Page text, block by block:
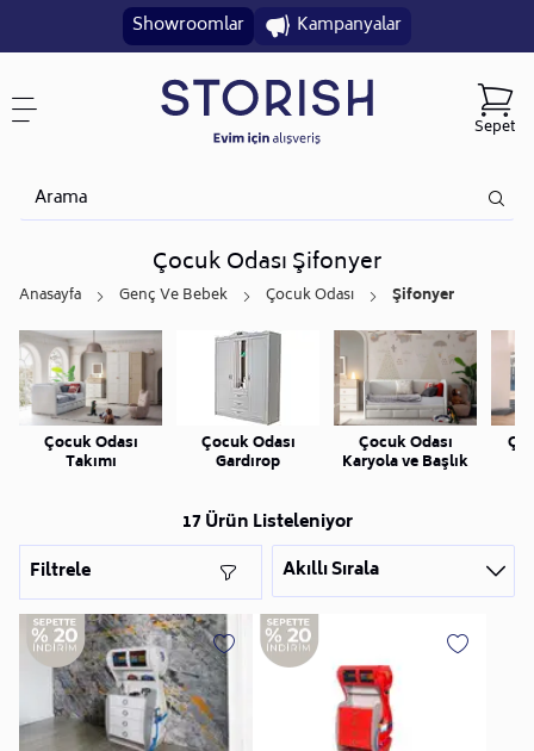
Showroomlar Kampanyalar
Sepet
Çocuk Odası Şifonyer
Anasayfa Genç Ve Bebek Çocuk Odası Şifonyer
Çocuk Odası
Takımı
Çocuk Odası
Gardırop
Çocuk Odası
Karyola ve Başlık
17 Ürün Listeleniyor
Filtrele
Akıllı Sırala